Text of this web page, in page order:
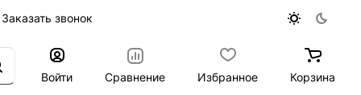
Заказать звонок
Войти Сравнение Избранное Корзина